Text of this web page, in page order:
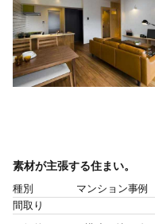
素材が主張する住まい。
種別
マンション事例
間取り